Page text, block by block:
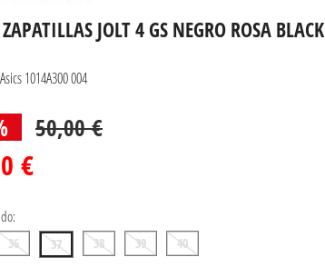
JOLT 4 GS NEGRO ROSA BLACK
Asics 1014A300 004
50,00 €
€
36 37 38 39 40